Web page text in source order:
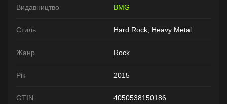
Видавництво BMG
Стиль Hard Rock, Heavy Metal
Жанр Rock
Рік 2015
GTIN 4050538150186